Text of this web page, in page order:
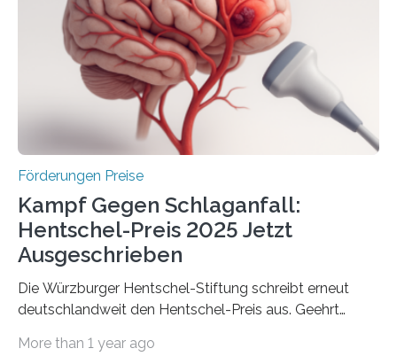
Innovationsprogramm Mittelstand (ZIM) und
Innovationskompetenz INNO-KOM. Auf dem
Innovationstag Mittelstand 2025 am 5. Juni 2025 in
Berlin überbrachte das Bundesministerium für
Wirtschaft und Energie eine gute Nachricht:
Überplanmäßige Verpflichtungsermächtigungen in
Förderungen Preise
Kampf Gegen Schlaganfall:
Hentschel-Preis 2025 Jetzt
Ausgeschrieben
Die Würzburger Hentschel-Stiftung schreibt erneut
deutschlandweit den Hentschel-Preis aus. Geehrt
hochrangige wissenschaftliche Publikation zum Thema
More than 1 year ago